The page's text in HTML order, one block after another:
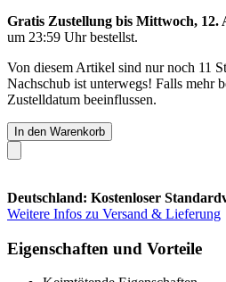
Gratis Zustellung bis Mittwoch, 12.
um 23:59 Uhrbestellst.
Von diesem Artikel sind nur noch 11
Nachschub ist unterwegs! Falls mehr
Zustelldatum beeinflussen.
In den Warenkorb
Deutschland: Kostenloser
Weitere Infos zu Versand & Lieferung
Eigenschaften und Vorteile